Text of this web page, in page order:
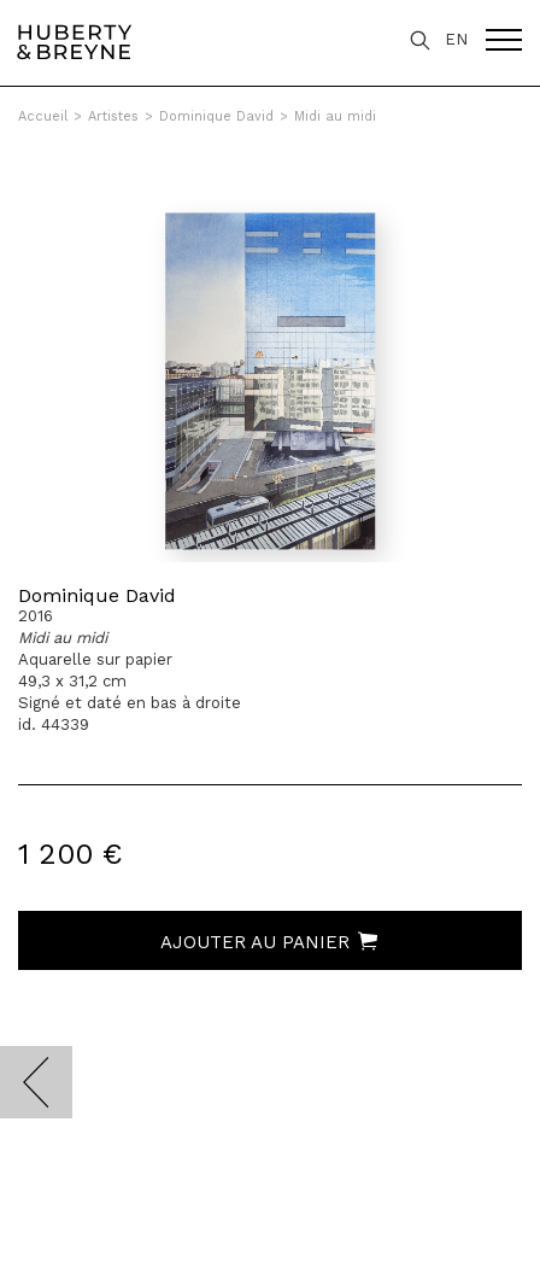
EN
Accueil > Artistes > Dominique David > Midi au midi
Dominique David
2016
Midi au midi
Aquarelle sur papier
49,3 x 31,2 cm
Signé et daté en bas à droite
id. 44339
1 200 €
AJOUTER AU PANIER